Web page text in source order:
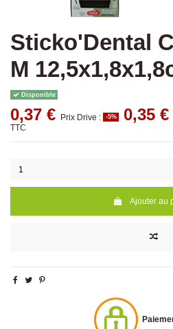
Sticko'Dental
M
Disponible
0,37 € Prix Drive : -5% 0,35 €
TTC
Ajouter au